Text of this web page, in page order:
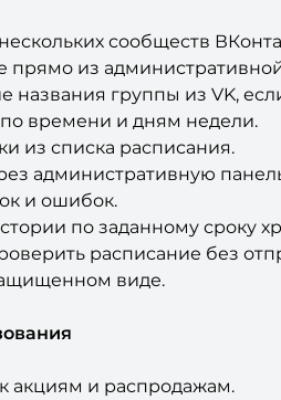
сообществ
прямо из
названия группы из VK,
времени и дням недели.
из списка расписания.
административную
и ошибок.
по заданному сроку
расписание без
виде.
акциям и распродажам.